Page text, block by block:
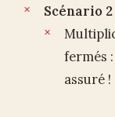
Scénario
fermés
assuré !